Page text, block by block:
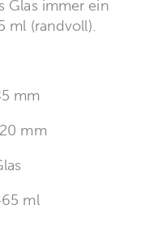
Glas immer ein
ml (randvoll).
mm
mm
ml